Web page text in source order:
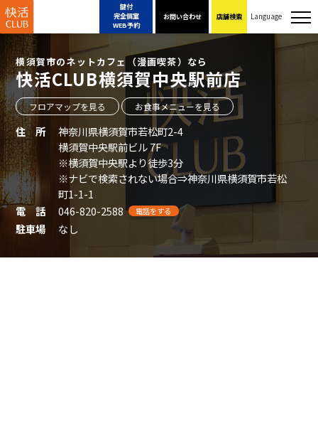
鍵付
完全個室
WEB予約
お問い合わせ 店舗検索 Language
横須賀市のネットカフェ（漫画喫茶）なら
快活CLUB横須賀中央駅前店
フロアマップを見る お食事メニューを見る
住 所
神奈川県横須賀市若松町2-4
横須賀中央駅前ビル 7F
※横須賀中央駅より徒歩3分
※ナビで検索されない場合⇒神奈川県横須賀市若松
町1-1-1
電 話
046-820-2588 電話をする
駐車場 なし